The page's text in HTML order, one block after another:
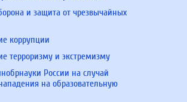
и защита от чрезвычайных
коррупции
терроризму и экстремизму
России на случай
на образовательную